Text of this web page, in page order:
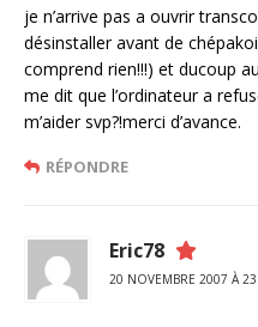
je n’arrive pas a ouvrir
désinstaller avant de
comprend rien!!!) et ducoup
me dit que l’ordinateur a
m’aider svp?!merci d’avance.
RÉPONDRE
Eric78
20 NOVEMBRE 2007 À